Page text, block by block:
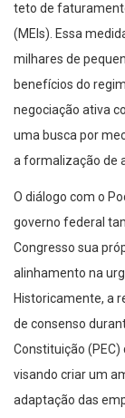
teto de
(MEIs). Essa
milhares de
benefícios do
negociação ativa
uma busca por
a formalização de
O diálogo com o
governo federal
Congresso sua
alinhamento na
Historicamente, a
de consenso
Constituição
visando criar um
adaptação das